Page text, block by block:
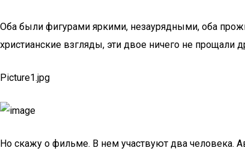
Оба были фигурами яркими, незаурядными, оба
христианские взгляды, эти двое ничего не прощали
Picture1.jpg
Но скажу о фильме. В нем участвуют два человека.